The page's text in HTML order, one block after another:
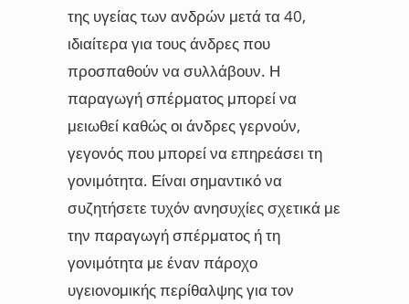
της υγείας των ανδρών μετά τα 40,
ιδιαίτερα για τους άνδρες που
προσπαθούν να συλλάβουν. Η
παραγωγή σπέρματος μπορεί να
μειωθεί καθώς οι άνδρες γερνούν,
γεγονός που μπορεί να επηρεάσει τη
γονιμότητα. Είναι σημαντικό να
συζητήσετε τυχόν ανησυχίες σχετικά με
την παραγωγή σπέρματος ή τη
γονιμότητα με έναν πάροχο
υγειονομικής περίθαλψης για τον